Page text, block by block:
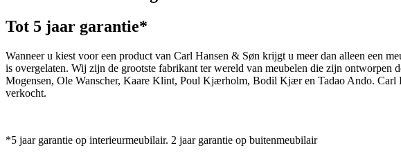
Tot 5 jaar garantie*
Wanneer u kiest voor een product van Carl Hansen & Søn krijgt u meer dan alleen een
is overgelaten. Wij zijn de grootste fabrikant ter wereld van meubelen die zijn ontworpen
Mogensen, Ole Wanscher, Kaare Klint, Poul Kjærholm, Bodil Kjær en Tadao Ando. Carl
verkocht.
*5 jaar garantie op interieurmeubilair. 2 jaar garantie op buitenmeubilair